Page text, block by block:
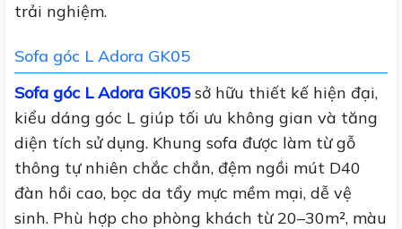
trải nghiệm.
Sofa góc L Adora GK05
Sofa góc L Adora GK05sở hữu thiết kế hiện đại,
kiểu dáng góc L giúp tối ưu không gian và tăng
diện tích sử dụng. Khung sofa được làm từ gỗ
thông tự nhiên chắc chắn, đệm ngồi mút D40
đàn hồi cao, bọc da tẩy mực mềm mại, dễ vệ
sinh. Phù hợp cho phòng khách từ 20–30m², màu